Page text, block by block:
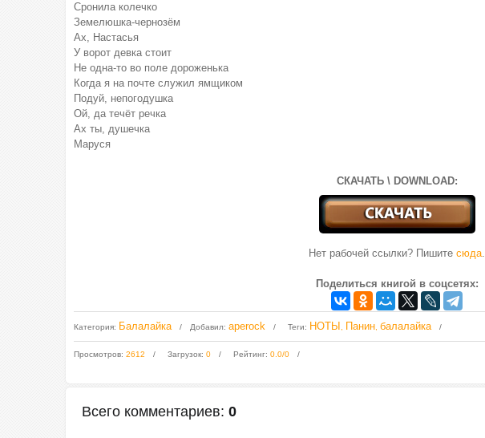
Сронила колечко
Земелюшка-чернозём
Ах, Настасья
У ворот девка стоит
Не одна-то во поле дороженька
Когда я на почте служил ямщиком
Подуй, непогодушка
Ой, да течёт речка
Ах ты, душечка
Маруся
СКАЧАТЬ \ DOWNLOAD:
Нет рабочей ссылки? Пишите сюда.
Поделиться книгой в соцсетях:
Категория: Балалайка Добавил: aperock Теги: НОТЫ Панин балалайка
Просмотров: 2612 Загрузок: 0 Рейтинг: 0.0/0
Всего комментариев: 0